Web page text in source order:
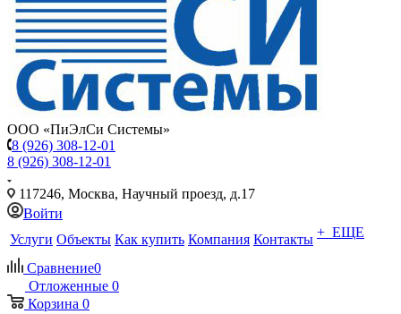
ООО «ПиЭлСи Системы»
8 (926) 308-12-01
8 (926) 308-12-01
117246, Москва, Научный проезд, д.17
Войти
Услуги Объекты Как купить Компания Контакты + ЕЩЕ
Сравнение0
Отложенные 0
Корзина 0